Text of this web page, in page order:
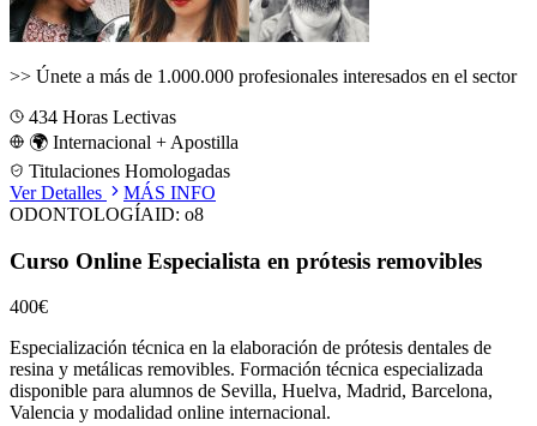
>> Únete a más de 1.000.000 profesionales interesados en el sector
434 Horas Lectivas
🌍 Internacional + Apostilla
Titulaciones Homologadas
Ver Detalles
MÁS INFO
ODONTOLOGÍAID: o8
Curso Online Especialista en prótesis removibles
400€
Especialización técnica en la elaboración de prótesis dentales de
resina y metálicas removibles. Formación técnica especializada
disponible para alumnos de Sevilla, Huelva, Madrid, Barcelona,
Valencia y modalidad online internacional.